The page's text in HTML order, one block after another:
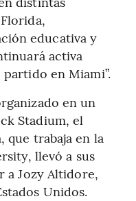
educativa y
activa
en Miami”.
en un
Stadium, el
que trabaja en la
llevó a sus
a Jozy Altidore,
Unidos.